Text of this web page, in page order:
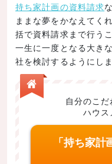
持ち家計画の資料請求
ままな夢をかなえてく
括で資料請求まで行う
一生に一度となる大き
社を検討するようにしま
自分のこ
ハウス
「持ち家